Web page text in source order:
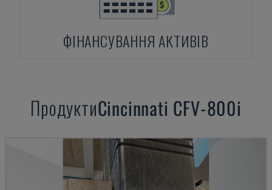
ФІНАНСУВАННЯ АКТИВІВ
ПродуктиCincinnati CFV-800i